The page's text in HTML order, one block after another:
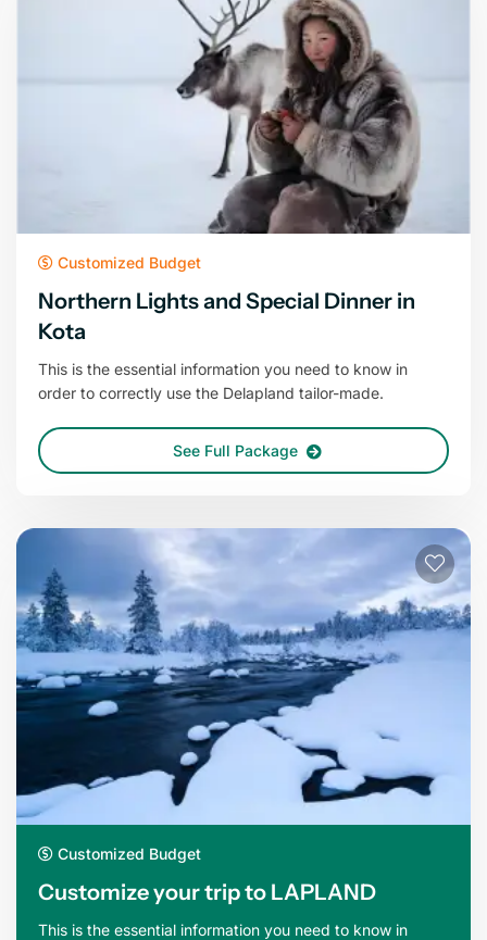
Customized Budget
Northern Lights and Special Dinner in
Kota
This is the essential information you need to know in
order to correctly use the Delapland tailor-made.
See Full Package
Customized Budget
Customize your trip to LAPLAND
This is the essential information you need to know in